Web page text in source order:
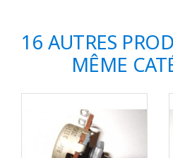
16 AUTRES
MÊME